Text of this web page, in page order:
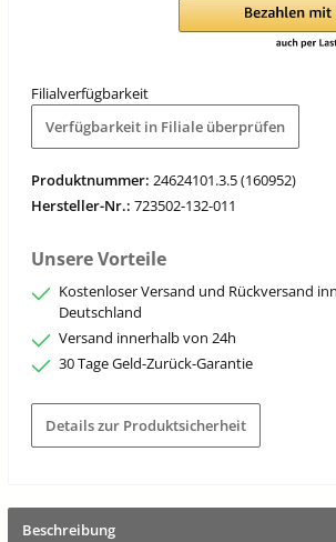
Filialverfügbarkeit
Verfügbarkeit in Filiale überprüfen
Produktnummer: 24624101.3.5 (160952)
Hersteller-Nr.: 723502-132-011
Unsere Vorteile
Kostenloser Versand und Rückversand
Deutschland
Versand innerhalb von 24h
30 Tage Geld-Zurück-Garantie
Details zur Produktsicherheit
Beschreibung